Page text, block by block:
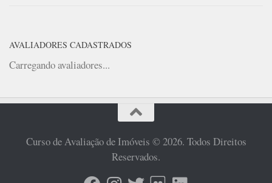
AVALIADORES CADASTRADOS
Carregando avaliadores...
Curso de Avaliação de Imóveis © 2026. Todos Direitos
Reservados.